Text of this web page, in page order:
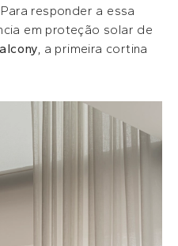
responder a essa
em proteção solar de
, a primeira cortina